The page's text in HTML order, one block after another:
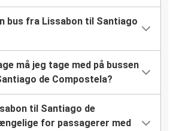
bus fra Lissabon til Santiago
må jeg tage med på bussen
de Compostela?
til Santiago de
for passagerer med